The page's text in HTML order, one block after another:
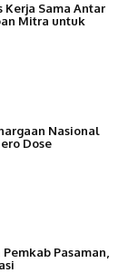
Kerja Sama Antar
Mitra untuk
Nasional
Dose
Pasaman,